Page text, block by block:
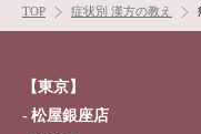
TOP 症状別 漢方の教え
【東京】
松屋銀座店